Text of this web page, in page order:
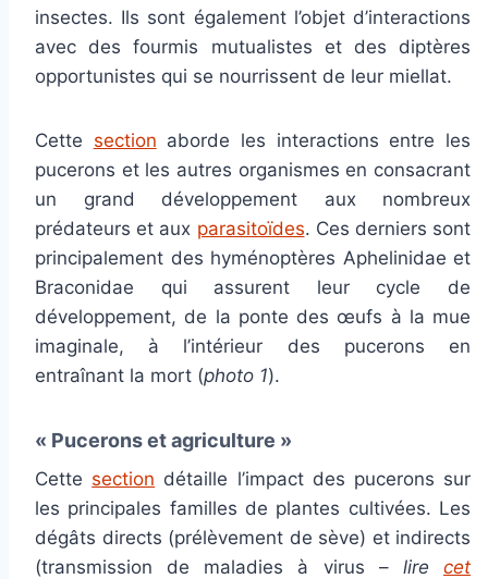
insectes. Ils sont également l’objet d’interactions
avec des fourmis mutualistes et des diptères
opportunistes qui se nourrissent de leur miellat.
Cette section aborde les interactions entre les
pucerons et les autres organismes en consacrant
un grand développement aux nombreux
prédateurs et aux parasitoïdes. Ces derniers sont
principalement des hyménoptères Aphelinidae et
Braconidae qui assurent leur cycle de
développement, de la ponte des œufs à la mue
imaginale, à l’intérieur des pucerons en
entraînant la mort (photo 1).
« Pucerons et agriculture »
Cette section détaille l’impact des pucerons sur
les principales familles de plantes cultivées. Les
dégâts directs (prélèvement de sève) et indirects
(transmission de maladies à virus – lirecet